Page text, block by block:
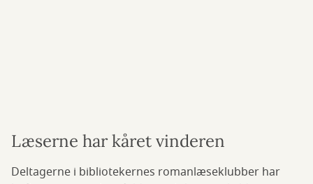
Læserne har kåret vinderen
Deltagerne i bibliotekernes romanlæseklubber har